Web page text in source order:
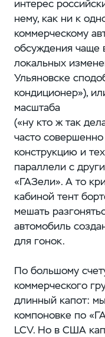
интерес
нему, как ни к
коммерческому
обсуждения чаще
локальных
Ульяновске
кондиционер»),
масштаба
(«ну кто ж так
часто
конструкцию и
параллели с
«ГАЗели». А то
кабиной тент
мешать
автомобиль
для гонок.
По большому
коммерческого
длинный капот:
компоновке по
LCV. Но в США